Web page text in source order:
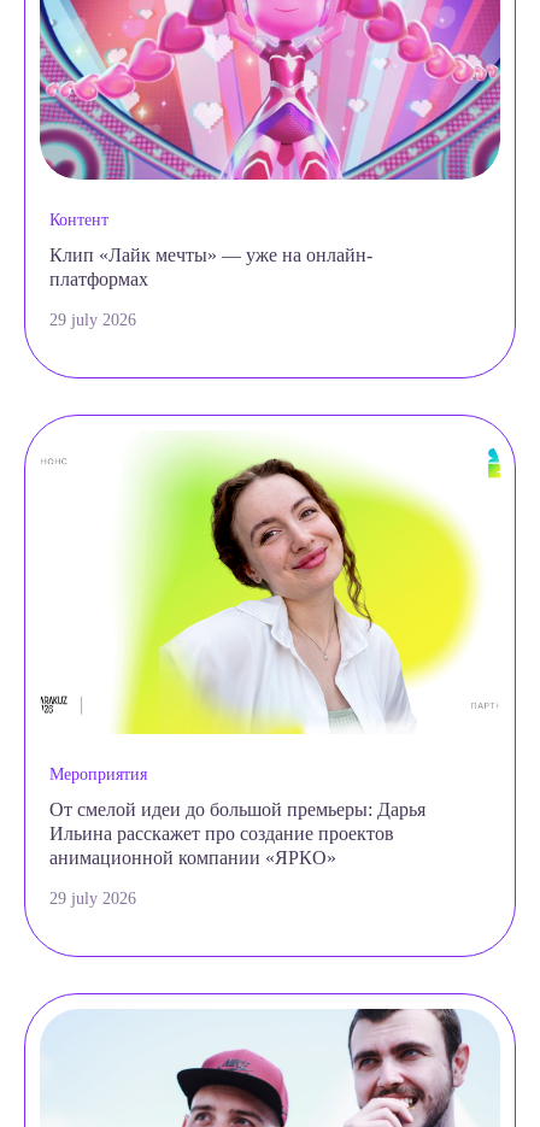
Контент
Клип «Лайк мечты» — уже на онлайн-
платформах
29 july 2026
Мероприятия
От смелой идеи до большой премьеры: Дарья
Ильина расскажет про создание проектов
анимационной компании «ЯРКО»
29 july 2026